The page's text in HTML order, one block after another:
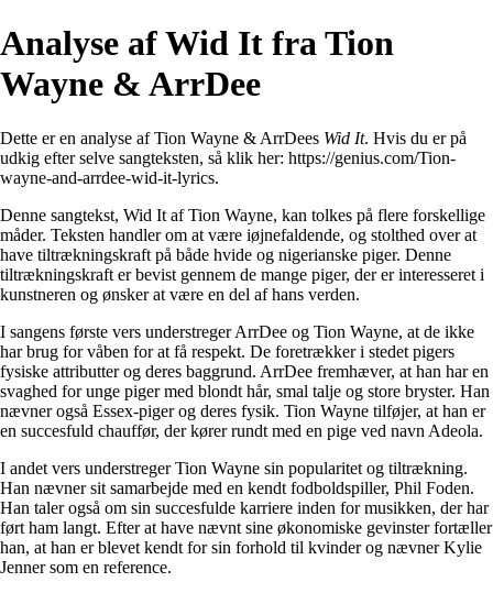
Analyse af Wid It fra Tion
Wayne & ArrDee
Dette er en analyse af Tion Wayne & ArrDees Wid It. Hvis du er på
udkig efter selve sangteksten, så klik her: https://genius.com/Tion-
wayne-and-arrdee-wid-it-lyrics.
Denne sangtekst, Wid It af Tion Wayne, kan tolkes på flere forskellige
måder. Teksten handler om at være iøjnefaldende, og stolthed over at
have tiltrækningskraft på både hvide og nigerianske piger. Denne
tiltrækningskraft er bevist gennem de mange piger, der er interesseret i
kunstneren og ønsker at være en del af hans verden.
I sangens første vers understreger ArrDee og Tion Wayne, at de ikke
har brug for våben for at få respekt. De foretrækker i stedet pigers
fysiske attributter og deres baggrund. ArrDee fremhæver, at han har en
svaghed for unge piger med blondt hår, smal talje og store bryster. Han
nævner også Essex-piger og deres fysik. Tion Wayne tilføjer, at han er
en succesfuld chauffør, der kører rundt med en pige ved navn Adeola.
I andet vers understreger Tion Wayne sin popularitet og tiltrækning.
Han nævner sit samarbejde med en kendt fodboldspiller, Phil Foden.
Han taler også om sin succesfulde karriere inden for musikken, der har
ført ham langt. Efter at have nævnt sine økonomiske gevinster fortæller
han, at han er blevet kendt for sin forhold til kvinder og nævner Kylie
Jenner som en reference.